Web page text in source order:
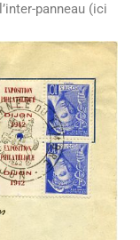
panneau (ici